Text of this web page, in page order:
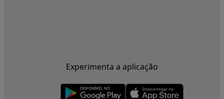
Experimenta a aplicação